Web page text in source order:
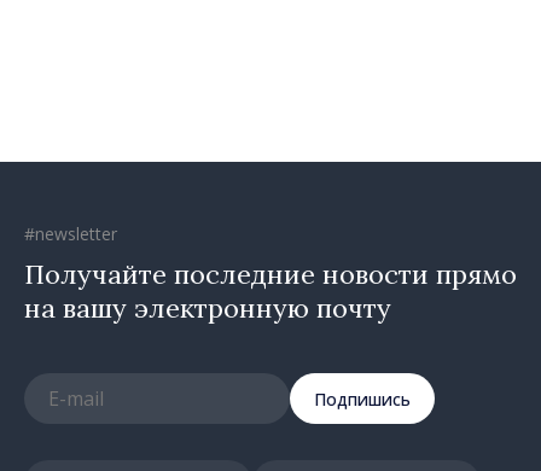
#newsletter
Получайте последние новости прямо
на вашу электронную почту
Подпишись